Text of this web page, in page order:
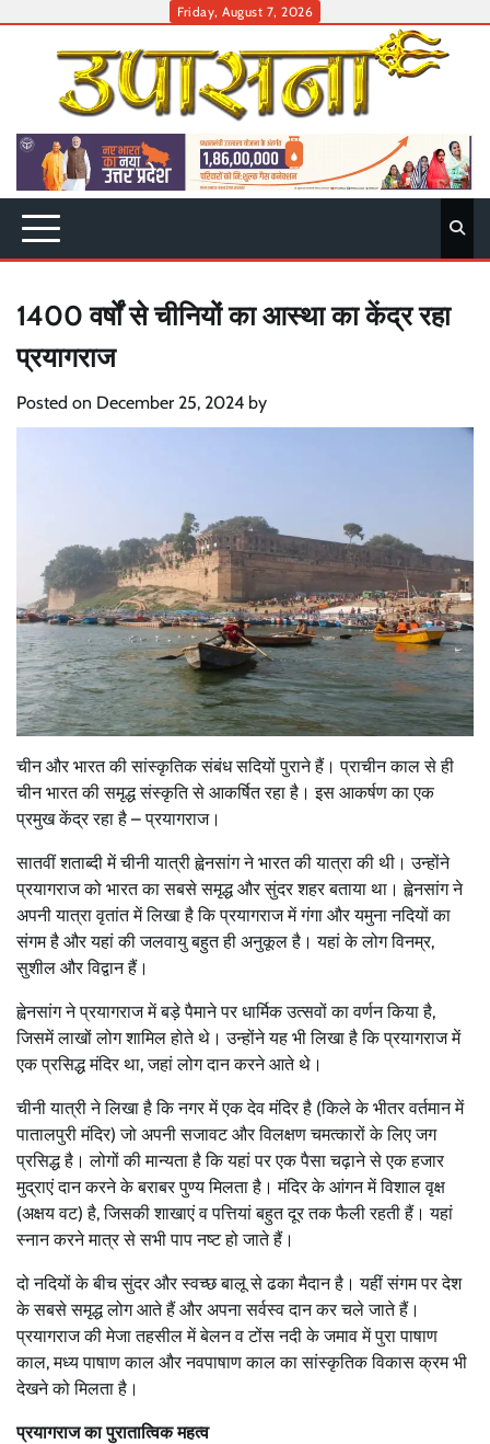
Friday, August 7, 2026
1400 वर्षों से चीनियों का आस्था का केंद्र रहा
प्रयागराज
Posted on December 25, 2024 by
चीन और भारत की सांस्कृतिक संबंध सदियों पुराने हैं। प्राचीन काल से ही
चीन भारत की समृद्ध संस्कृति से आकर्षित रहा है। इस आकर्षण का एक
प्रमुख केंद्र रहा है – प्रयागराज।
सातवीं शताब्दी में चीनी यात्री ह्वेनसांग ने भारत की यात्रा की थी। उन्होंने
प्रयागराज को भारत का सबसे समृद्ध और सुंदर शहर बताया था। ह्वेनसांग ने
अपनी यात्रा वृतांत में लिखा है कि प्रयागराज में गंगा और यमुना नदियों का
संगम है और यहां की जलवायु बहुत ही अनुकूल है। यहां के लोग विनम्र,
सुशील और विद्वान हैं।
ह्वेनसांग ने प्रयागराज में बड़े पैमाने पर धार्मिक उत्सवों का वर्णन किया है,
जिसमें लाखों लोग शामिल होते थे। उन्होंने यह भी लिखा है कि प्रयागराज में
एक प्रसिद्ध मंदिर था, जहां लोग दान करने आते थे।
चीनी यात्री ने लिखा है कि नगर में एक देव मंदिर है (किले के भीतर वर्तमान में
पातालपुरी मंदिर) जो अपनी सजावट और विलक्षण चमत्कारों के लिए जग
प्रसिद्ध है। लोगों की मान्यता है कि यहां पर एक पैसा चढ़ाने से एक हजार
मुद्राएं दान करने के बराबर पुण्य मिलता है। मंदिर के आंगन में विशाल वृक्ष
(अक्षय वट) है, जिसकी शाखाएं व पत्तियां बहुत दूर तक फैली रहती हैं। यहां
स्नान करने मात्र से सभी पाप नष्ट हो जाते हैं।
दो नदियों के बीच सुंदर और स्वच्छ बालू से ढका मैदान है। यहीं संगम पर देश
के सबसे समृद्ध लोग आते हैं और अपना सर्वस्व दान कर चले जाते हैं।
प्रयागराज की मेजा तहसील में बेलन व टोंस नदी के जमाव में पुरा पाषाण
काल, मध्य पाषाण काल और नवपाषाण काल का सांस्कृतिक विकास क्रम भी
देखने को मिलता है।
प्रयागराज का पुरातात्विक महत्व